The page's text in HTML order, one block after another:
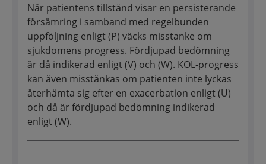
När patientens tillstånd visar en persisterande
försämring i samband med regelbunden
uppföljning enligt (P) väcks misstanke om
sjukdomens progress. Fördjupad bedömning
är då indikerad enligt (V) och (W). KOL-progress
kan även misstänkas om patienten inte lyckas
återhämta sig efter en exacerbation enligt (U)
och då är fördjupad bedömning indikerad
enligt (W).